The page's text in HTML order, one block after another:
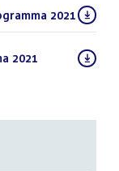
2021(PDF)
2021